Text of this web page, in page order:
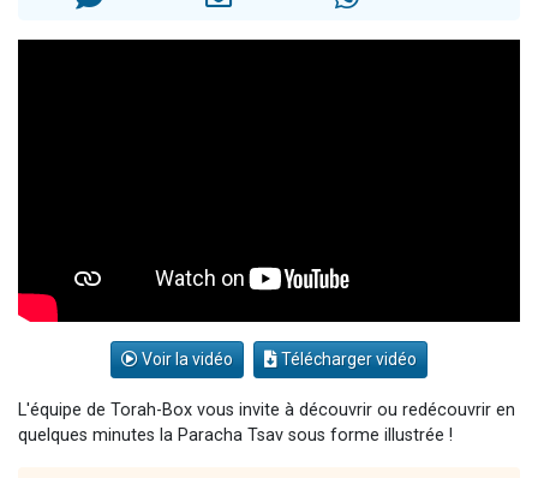
Voir la vidéo Télécharger vidéo
L'équipe de Torah-Box vous invite à découvrir ou redécouvrir en
quelques minutes la Paracha Tsav sous forme illustrée !